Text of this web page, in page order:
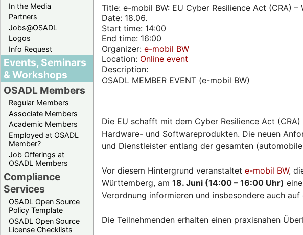
In the Media
Partners
Jobs@OSADL
Logos
Info Request
Events, Seminars
& Workshops
OSADL Members
Regular Members
Associate Members
Academic Members
Employed at OSADL
Member?
Job Offerings at
OSADL Members
Compliance
Services
OSADL Open Source
Policy Template
OSADL Open Source
License Checklists
Title: e-mobil BW: EU Cyber Resilience Act (CRA)
Date: 18.06.
Start time: 14:00
End time: 16:00
Organizer: e-mobil BW
Location: Online event
Description:
OSADL MEMBER EVENT (e-mobil BW)
Die EU schafft mit dem Cyber Resilience Act
Hardware- und Softwareprodukten. Die neuen
und Dienstleister entlang der gesamten
Vor diesem Hintergrund veranstaltet e-mobil BW,
Württemberg, am 18. Juni (14:00 – 16:00 Uhr) eine
Verordnung informieren und insbesondere auch
Die Teilnehmenden erhalten einen praxisnahen